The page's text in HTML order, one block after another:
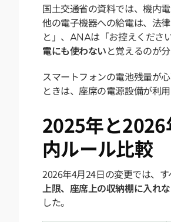
国土交通省の資料では、機内
他の電子機器への給電は、法
と」、ANAは「お控えくださ
電にも使わないと覚えるのが
スマートフォンの電池残量が
ときは、座席の電源設備が利
2025年と2026
内ルール比較
2026年4月24日の変更では、
上限、座席上の収納棚に入れ
した。